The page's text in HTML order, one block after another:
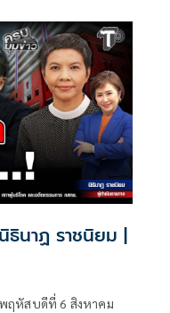
ธินาฏ ราชนิยม |
ฤหัสบดีที่ 6 สิงหาคม